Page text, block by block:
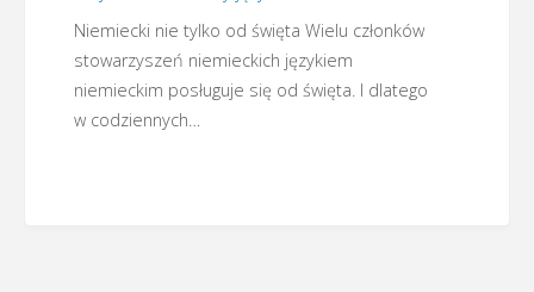
Niemiecki nie tylko od święta Wielu członków
stowarzyszeń niemieckich językiem
niemieckim posługuje się od święta. I dlatego
w codziennych…